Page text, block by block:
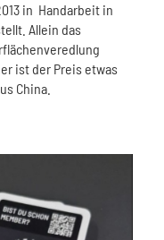
in Handarbeit in
Allein das
ist der Preis etwas
China.